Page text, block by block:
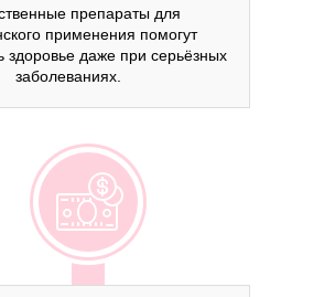
препараты для
применения помогут
здоровье даже при серьёзных
заболеваниях.